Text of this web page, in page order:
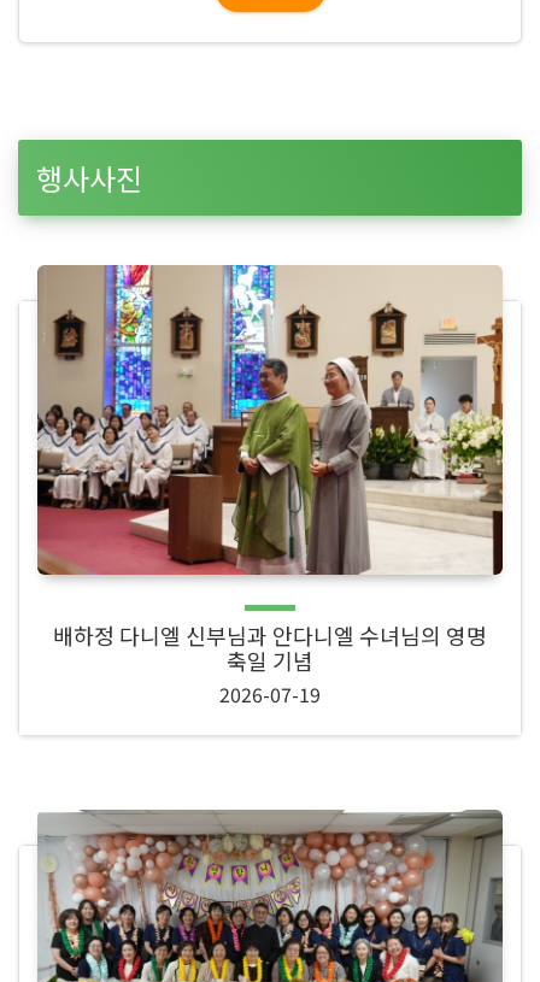
행사사진
배하정 다니엘 신부님과 안다니엘 수녀님의 영명
축일 기념
2026-07-19